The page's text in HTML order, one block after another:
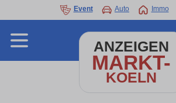
Event Auto Immo
ANZEIGEN
MARKT-
KOELN